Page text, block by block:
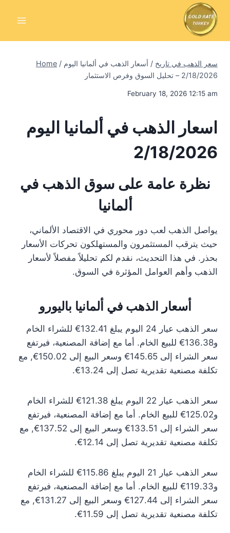
Home / سعر الذهب في تاريخ / أسعار الذهب في ألمانيا اليوم
2/18/2026 – تحليل السوق وفرص الاستثمار
February 18, 2026 12:15 am
اسعار الذهب في ألمانيا اليوم
2/18/2026
نظرة عامة على سوق الذهب في
ألمانيا
يواصل الذهب لعب دور محوري في الاقتصاد الألماني،
حيث يترقب المستثمرون والمستهلكون تحركات الأسعار
بحذر. في هذا التحديث، نقدم لكم تحليلاً مفصلاً لأسعار
الذهب وأهم العوامل المؤثرة في السوق.
أسعار الذهب في ألمانيا باليورو
سعر الذهب عيار 24 اليوم يبلغ 132.41€ للشراء الخام
و136.38€ للبيع الخام. أما مع إضافة المصنعية، فيرتفع
سعر الشراء إلى 145.65€ وسعر البيع إلى 150.02€, مع
تكلفة مصنعية تقديرية تصل إلى 13.24€.
سعر الذهب عيار 22 اليوم يبلغ 121.38€ للشراء الخام
و125.02€ للبيع الخام. أما مع إضافة المصنعية، فيرتفع
سعر الشراء إلى 133.51€ وسعر البيع إلى 137.52€, مع
تكلفة مصنعية تقديرية تصل إلى 12.14€.
سعر الذهب عيار 21 اليوم يبلغ 115.86€ للشراء الخام
و119.33€ للبيع الخام. أما مع إضافة المصنعية، فيرتفع
سعر الشراء إلى 127.44€ وسعر البيع إلى 131.27€, مع
تكلفة مصنعية تقديرية تصل إلى 11.59€.